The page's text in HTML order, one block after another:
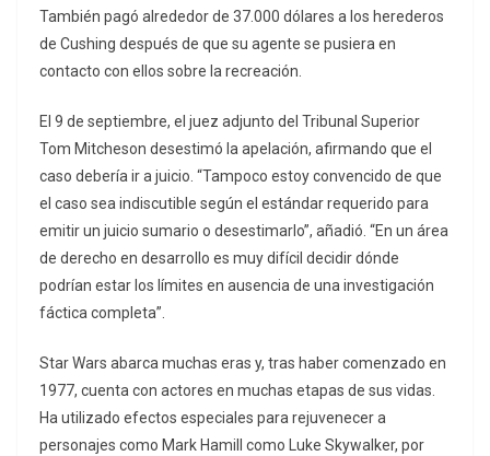
También pagó alrededor de 37.000 dólares a los herederos
de Cushing después de que su agente se pusiera en
contacto con ellos sobre la recreación.
El 9 de septiembre, el juez adjunto del Tribunal Superior
Tom Mitcheson desestimó la apelación, afirmando que el
caso debería ir a juicio. “Tampoco estoy convencido de que
el caso sea indiscutible según el estándar requerido para
emitir un juicio sumario o desestimarlo”, añadió. “En un área
de derecho en desarrollo es muy difícil decidir dónde
podrían estar los límites en ausencia de una investigación
fáctica completa”.
Star Wars abarca muchas eras y, tras haber comenzado en
1977, cuenta con actores en muchas etapas de sus vidas.
Ha utilizado efectos especiales para rejuvenecer a
personajes como Mark Hamill como Luke Skywalker, por